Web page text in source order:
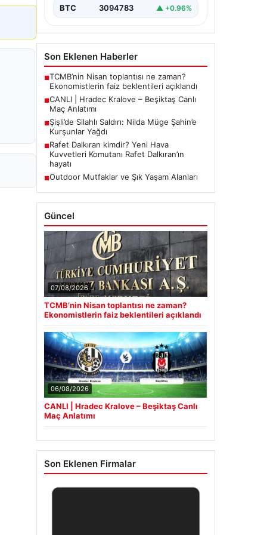
BTC 3094783 ▲ +0.96%
Son Eklenen Haberler
■TCMB’nin Nisan toplantısı ne zaman?
Ekonomistlerin faiz beklentileri açıklandı
■CANLI | Hradec Kralove – Beşiktaş Canlı
Maç Anlatımı
■Şişli’de Silahlı Saldırı: Nilda Müge Şahin’e
Kurşunlar Yağdı
■Rafet Dalkıran kimdir? Yeni Hava
Kuvvetleri Komutanı Rafet Dalkıran’ın
hayatı
■Outdoor Mutfaklar ve Şık Yaşam Alanları
Güncel
07/08/2026
TCMB’nin Nisan toplantısı ne zaman?
Ekonomistlerin faiz beklentileri açıklandı
06/08/2026
CANLI | Hradec Kralove – Beşiktaş Canlı
Maç Anlatımı
Son Eklenen Firmalar